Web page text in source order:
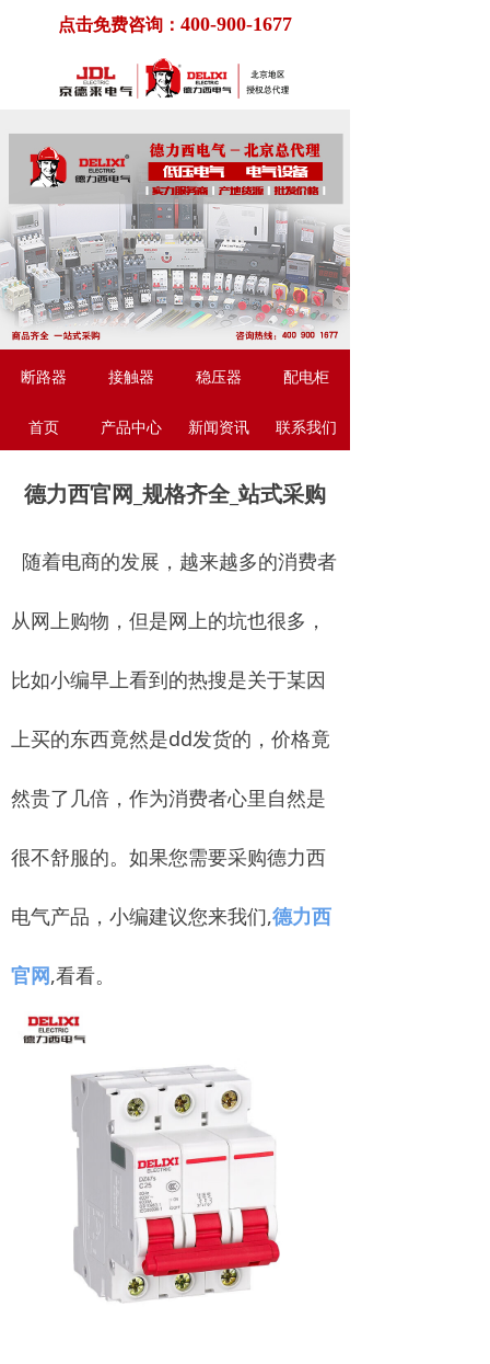
点击免费咨询： 400-900-1677
断路器 接触器 稳压器 配电柜
首页 产品中心 新闻资讯 联系我们
德力西官网_规格齐全_站式采购
随着电商的发展，越来越多的消费者
从网上购物，但是网上的坑也很多，
比如小编早上看到的热搜是关于某因
上买的东西竟然是dd发货的，价格竟
然贵了几倍，作为消费者心里自然是
很不舒服的。如果您需要采购德力西
电气产品，小编建议您来我们,德力西
官网,看看。